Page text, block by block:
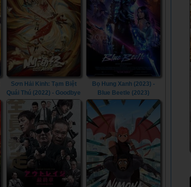
Sơn Hải Kinh: Tạm Biệt
Quái Thú (2022) - Goodbye
Monster (2022)
Bọ Hung Xanh (2023) -
Blue Beetle (2023)